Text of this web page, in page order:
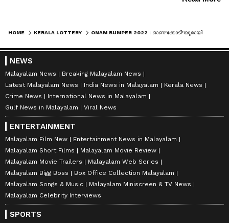
HOME KERALA LOTTERY
NEWS
Malayalam News
Breaking Malayalam News
Latest Malayalam News
India News in Malayalam
Kerala News
Crime News
International News in Malayalam
Gulf News in Malayalam
Viral News
ENTERTAINMENT
Malayalam Film New
Entertainment News in Malayalam
Malayalam Short Films
Malayalam Movie Review
Malayalam Movie Trailers
Malayalam Web Series
Malayalam Bigg Boss
Box Office Collection Malayalam
Malayalam Songs & Music
Malayalam Miniscreen & TV News
Malayalam Celebrity Interviews
SPORTS